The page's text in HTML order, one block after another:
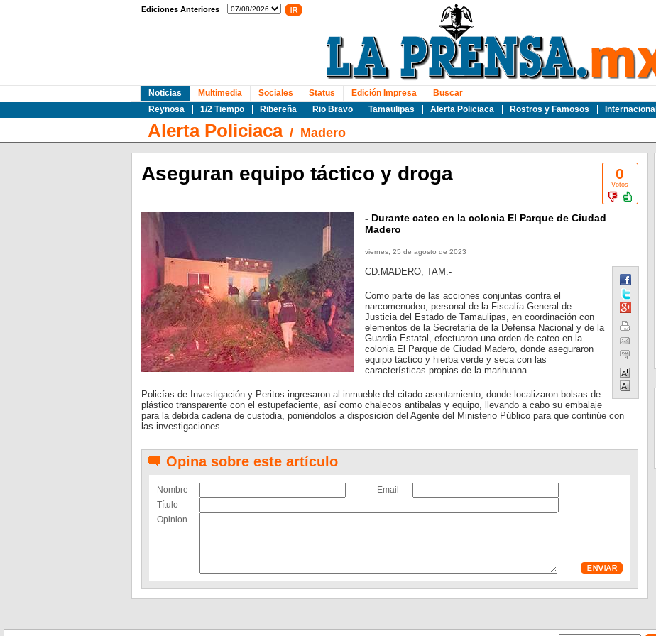
Ediciones Anteriores
Noticias
Reynosa
1/2 Tiempo Ribereña Rio Bravo Tamaulipas Alerta Policiaca Rostros y Famosos Internacional
Multimedia Sociales Status Edición Impresa Buscar
Alerta Policiaca/ Madero
0
Votos
Aseguran equipo táctico y droga
- Durante cateo en la colonia El Parque de Ciudad
Madero
viernes, 25 de agosto de 2023
CD.MADERO, TAM.-
Como parte de las acciones conjuntas contra el
narcomenudeo, personal de la Fiscalía General de
Justicia del Estado de Tamaulipas, en coordinación con
elementos de la Secretaría de la Defensa Nacional y de la
Guardia Estatal, efectuaron una orden de cateo en la
colonia El Parque de Ciudad Madero, donde aseguraron
equipo táctico y hierba verde y seca con las
características propias de la marihuana.
Policías de Investigación y Peritos ingresaron al inmueble del citado asentamiento, donde localizaron bolsas de
plástico transparente con el estupefaciente, así como chalecos antibalas y equipo, llevando a cabo su embalaje
para la debida cadena de custodia, poniéndolos a disposición del Agente del Ministerio Público para que continúe con
las investigaciones.
Opina sobre este artículo
Nombre
Email
Título
Opinion